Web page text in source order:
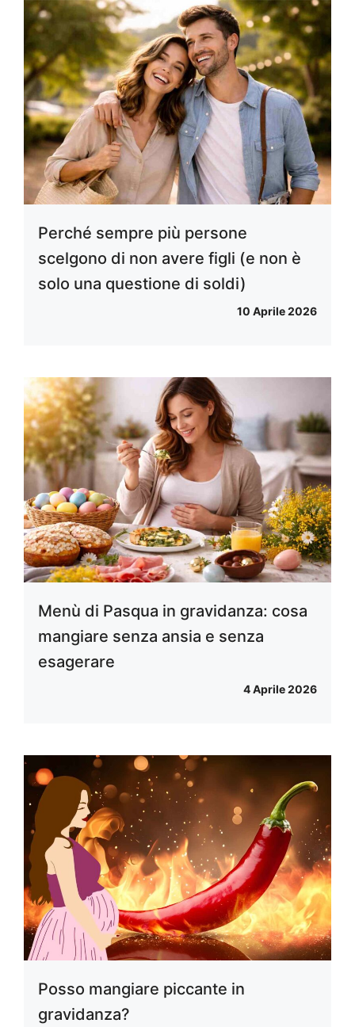
Perché sempre più persone
scelgono di non avere figli (e non è
solo una questione di soldi)
10 Aprile 2026
Menù di Pasqua in gravidanza: cosa
mangiare senza ansia e senza
esagerare
4 Aprile 2026
Posso mangiare piccante in
gravidanza?